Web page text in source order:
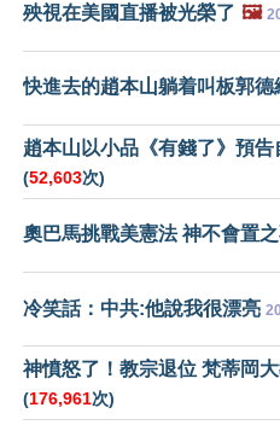
殃視在美國直播被光榮了 🖼️
快進去的趙本山躺着叫板郭德
趙本山以小品《有錢了》預
(52,603次)
奧巴馬挑戰美憲法 神不會置
冷笑話：中共:他說我很漂亮
神憤怒了！教宗退位 梵蒂岡
(176,961次)